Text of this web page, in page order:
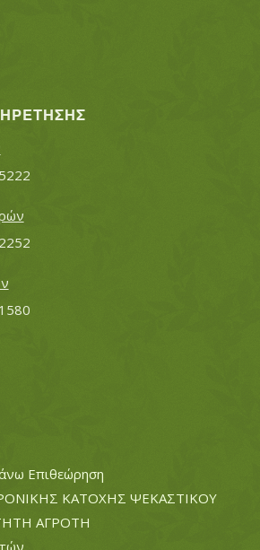
25222
22252
51580
Επιθεώρηση
ΚΑΤΟΧΗΣ ΨΕΚΑΣΤΙΚΟΥ
ΑΓΡΟΤΗ